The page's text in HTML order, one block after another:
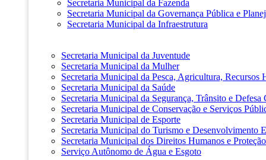
Secretaria Municipal da Fazenda
Secretaria Municipal da Governança Pública e
Secretaria Municipal da Infraestrutura
Secretaria Municipal da Juventude
Secretaria Municipal da Mulher
Secretaria Municipal da Pesca, Agricultura, Recursos
Secretaria Municipal da Saúde
Secretaria Municipal da Segurança, Trânsito e Defesa
Secretaria Municipal de Conservação e Serviços
Secretaria Municipal de Esporte
Secretaria Municipal do Turismo e Desenvolvimento
Secretaria Municipal dos Direitos Humanos e
Serviço Autônomo de Água e Esgoto